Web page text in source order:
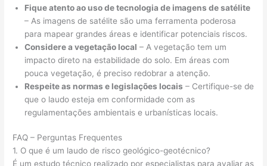
Fique atento ao uso de tecnologia de imagens de satélite
– As imagens de satélite são uma ferramenta poderosa
para mapear grandes áreas e identificar potenciais riscos.
Considere a vegetação local – A vegetação tem um
impacto direto na estabilidade do solo. Em áreas com
pouca vegetação, é preciso redobrar a atenção.
Respeite as normas e legislações locais – Certifique-se de
que o laudo esteja em conformidade com as
regulamentações ambientais e urbanísticas locais.
FAQ – Perguntas Frequentes
1. O que é um laudo de risco geológico-geotécnico?
É um estudo técnico realizado por especialistas para avaliar as